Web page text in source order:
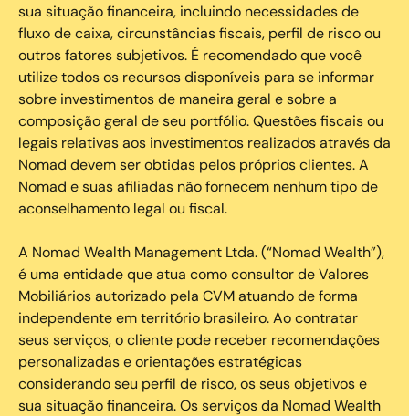
sua situação financeira, incluindo necessidades de
fluxo de caixa, circunstâncias fiscais, perfil de risco ou
outros fatores subjetivos. É recomendado que você
utilize todos os recursos disponíveis para se informar
sobre investimentos de maneira geral e sobre a
composição geral de seu portfólio. Questões fiscais ou
legais relativas aos investimentos realizados através da
Nomad devem ser obtidas pelos próprios clientes. A
Nomad e suas afiliadas não fornecem nenhum tipo de
aconselhamento legal ou fiscal.
A Nomad Wealth Management Ltda. (“Nomad Wealth”),
é uma entidade que atua como consultor de Valores
Mobiliários autorizado pela CVM atuando de forma
independente em território brasileiro. Ao contratar
seus serviços, o cliente pode receber recomendações
personalizadas e orientações estratégicas
considerando seu perfil de risco, os seus objetivos e
sua situação financeira. Os serviços da Nomad Wealth